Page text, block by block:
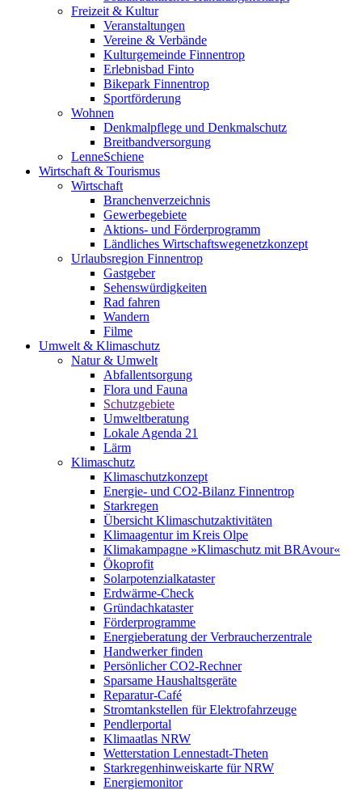
Freizeit & Kultur
Veranstaltungen
Vereine & Verbände
Kulturgemeinde Finnentrop
Erlebnisbad Finto
Bikepark Finnentrop
Sportförderung
Wohnen
Denkmalpflege und Denkmalschutz
Breitbandversorgung
LenneSchiene
Wirtschaft & Tourismus
Wirtschaft
Branchenverzeichnis
Gewerbegebiete
Aktions- und Förderprogramm
Ländliches Wirtschaftswegenetzkonzept
Urlaubsregion Finnentrop
Gastgeber
Sehenswürdigkeiten
Rad fahren
Wandern
Filme
Umwelt & Klimaschutz
Natur & Umwelt
Abfallentsorgung
Flora und Fauna
Schutzgebiete
Umweltberatung
Lokale Agenda 21
Lärm
Klimaschutz
Klimaschutzkonzept
Energie- und CO2-Bilanz Finnentrop
Starkregen
Übersicht Klimaschutzaktivitäten
Klimaagentur im Kreis Olpe
Klimakampagne »Klimaschutz mit BRAvour«
Ökoprofit
Solarpotenzialkataster
Erdwärme-Check
Gründachkataster
Förderprogramme
Energieberatung der Verbraucherzentrale
Handwerker finden
Persönlicher CO2-Rechner
Sparsame Haushaltsgeräte
Reparatur-Café
Stromtankstellen für Elektrofahrzeuge
Pendlerportal
Klimaatlas NRW
Wetterstation Lennestadt-Theten
Starkregenhinweiskarte für NRW
Energiemonitor